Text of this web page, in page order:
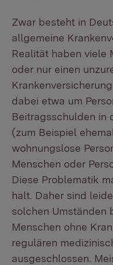
Zwar besteht in
allgemeine
Realität haben viele
oder nur einen
dabei etwa um
Beitragsschulden in
(zum Beispiel
wohnungslose
Menschen oder
Diese Problematik
halt. Daher sind
solchen Umständen
Menschen ohne
regulären
ausgeschlossen.